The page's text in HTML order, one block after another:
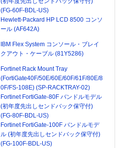
(FG-60F-BDL-US)
Hewlett-Packard HP LCD 8500 コンソ
ール (AF642A)
IBM Flex System コンソール・ブレイ
クアウト・ケーブル (81Y5286)
Fortinet Rack Mount Tray
(FortiGate40F/50E/60E/60F/61F/80E/8
0F/FS-108E) (SP-RACKTRAY-02)
Fortinet FortiGate-80F バンドルモデル
(初年度先出しセンドバック保守付)
(FG-80F-BDL-US)
Fortinet FortiGate-100F バンドルモデ
ル (初年度先出しセンドバック保守付)
(FG-100F-BDL-US)